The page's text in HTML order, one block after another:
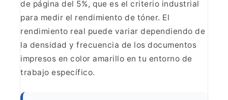
de página del 5%, que es el criterio industrial
para medir el rendimiento de tóner. El
rendimiento real puede variar dependiendo de
la densidad y frecuencia de los documentos
impresos en color amarillo en tu entorno de
trabajo específico.